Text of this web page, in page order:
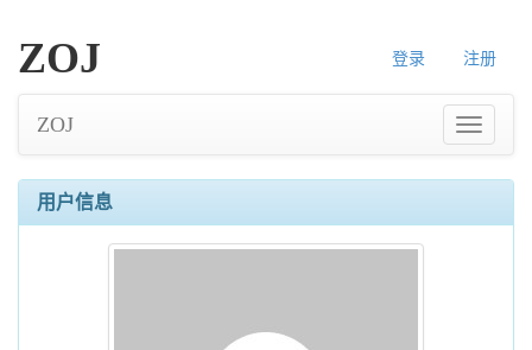
登录 注册
ZOJ
ZOJ
用户信息